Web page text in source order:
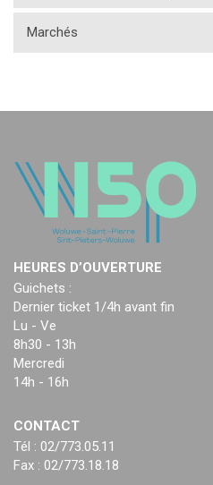
Marchés
HEURES D’OUVERTURE
Guichets :
Dernier ticket 1/4h avant fin
Lu - Ve
8h30 - 13h
Mercredi
14h - 16h
CONTACT
Tél : 02/773.05.11
Fax : 02/773.18.18